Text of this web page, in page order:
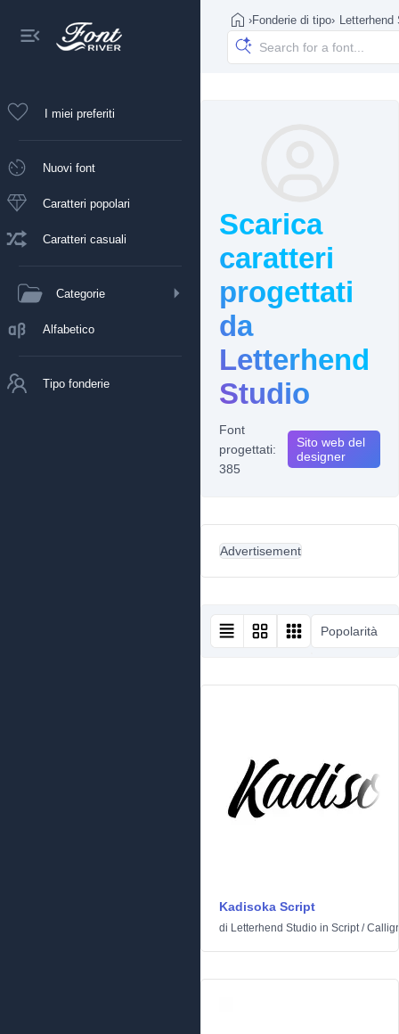
I miei preferiti
Nuovi font
Caratteri popolari
Caratteri casuali
Categorie
Alfabetico
Tipo fonderie
›Fonderie di tipo› Letterhend
Scarica
caratteri
progettati
da
Letterhend
Studio
Font
progettati:
385
Sito web del
designer
Advertisement
Popolarità
Kadisoka Script
di Letterhend Studio in Script/